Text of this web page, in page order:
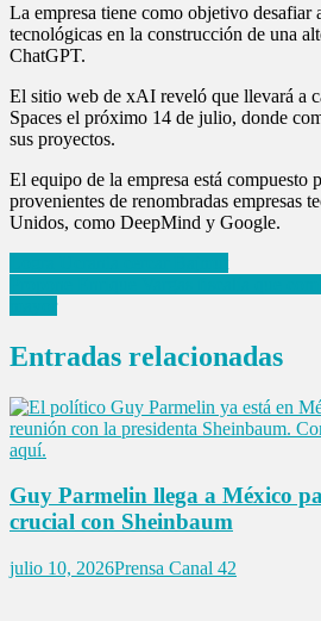
La empresa tiene como objetivo desafiar
tecnológicas en la construcción de una
ChatGPT.
El sitio web de xAI reveló que llevará a
Spaces el próximo 14 de julio, donde
sus proyectos.
El equipo de la empresa está compuesto
provenientes de renombradas empresas
Unidos, como DeepMind y Google.
Navegación
de
Entradas relacionadas
Guy Parmelin llega a México
crucial con Sheinbaum
julio 10, 2026Prensa Canal 42